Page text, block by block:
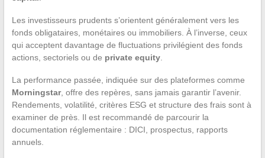
Les investisseurs prudents s’orientent généralement vers les
fonds obligataires, monétaires ou immobiliers. À l’inverse, ceux
qui acceptent davantage de fluctuations privilégient des fonds
actions, sectoriels ou de private equity.
La performance passée, indiquée sur des plateformes comme
Morningstar, offre des repères, sans jamais garantir l’avenir.
Rendements, volatilité, critères ESG et structure des frais sont à
examiner de près. Il est recommandé de parcourir la
documentation réglementaire : DICI, prospectus, rapports
annuels.